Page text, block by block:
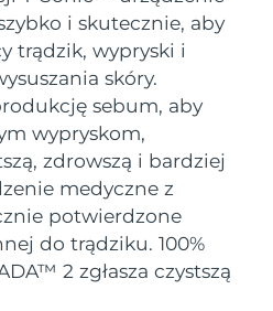
i skutecznie, aby
trądzik, wypryski i
skóry.
sebum, aby
wypryskom,
zdrowszą i bardziej
medyczne z
potwierdzone
do trądziku. 100%
2 zgłasza czystszą
zestaw
Plus
heating
Men
aging massage
zestaw
toning
go
toning on-the-go
eyes & lips
line smoothing device
hydration
and red light therapy
Pielęgnacja jamy
ustnej
sonic toothbrush
silicone sonic toothbrush
AGING
NEW
Oczekiwany czas dostawy
8/10/26
Oczekiwany czas dostawy
8/9/26
Oczekiwany czas dostawy
Oczekiwany czas dostawy
8/12/26